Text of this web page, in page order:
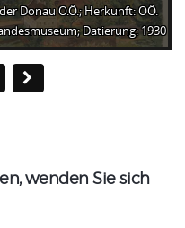
Donau O.Ö.; Herkunft: OÖ.
Datierung: 1930
wenden Sie sich